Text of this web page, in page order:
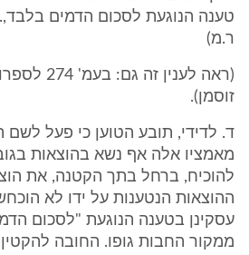
טענה הנוגעת לסכום הדמים
ר.מ)
(ראה לענין
זוסמן).
ד. לדידי, תובע הטוען כי פעל לשם
מאמציו אלה אף נשא בהוצאות
להוכיח, ברחל בתך הקטנה, את
ההוצאות הנטענות על ידו לא
עסקינן בטענה הנוגעת "לסכום
ממקור החבות גופו. החובה